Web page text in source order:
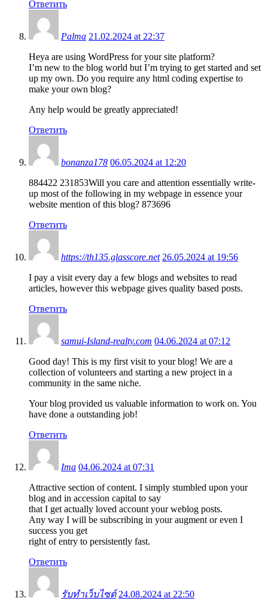
Ответить
Palma 21.02.2024 at 22:37
Heya are using WordPress for your site platform?
I’m new to the blog world but I’m trying to get started and set
up my own. Do you require any html coding expertise to
make your own blog?
Any help would be greatly appreciated!
Ответить
bonanza178 06.05.2024 at 12:20
884422 231853Will you care and attention essentially write-
up most of the following in my webpage in essence your
website mention of this blog? 873696
Ответить
https://th135.glasscore.net 26.05.2024 at 19:56
I pay a visit every day a few blogs and websites to read
articles, however this webpage gives quality based posts.
Ответить
samui-Island-realty.com 04.06.2024 at 07:12
Good day! This is my first visit to your blog! We are a
collection of volunteers and starting a new project in a
community in the same niche.
Your blog provided us valuable information to work on. You
have done a outstanding job!
Ответить
Ima 04.06.2024 at 07:31
Attractive section of content. I simply stumbled upon your
blog and in accession capital to say
that I get actually loved account your weblog posts.
Any way I will be subscribing in your augment or even I
success you get
right of entry to persistently fast.
Ответить
รับทำเว็บไซต์ 24.08.2024 at 22:50